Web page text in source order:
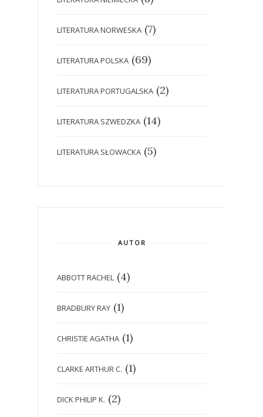
LITERATURA NORWESKA (7)
LITERATURA POLSKA (69)
LITERATURA PORTUGALSKA (2)
LITERATURA SZWEDZKA (14)
LITERATURA SŁOWACKA (5)
AUTOR
ABBOTT RACHEL (4)
BRADBURY RAY (1)
CHRISTIE AGATHA (1)
CLARKE ARTHUR C. (1)
DICK PHILIP K. (2)